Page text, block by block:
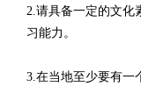
2.请具备一定的文化
习能力。
3.在当地至少要有一